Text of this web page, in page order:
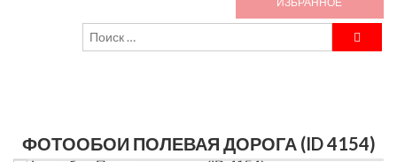
ФОТООБОИ ПОЛЕВАЯ ДОРОГА (ID 4154)